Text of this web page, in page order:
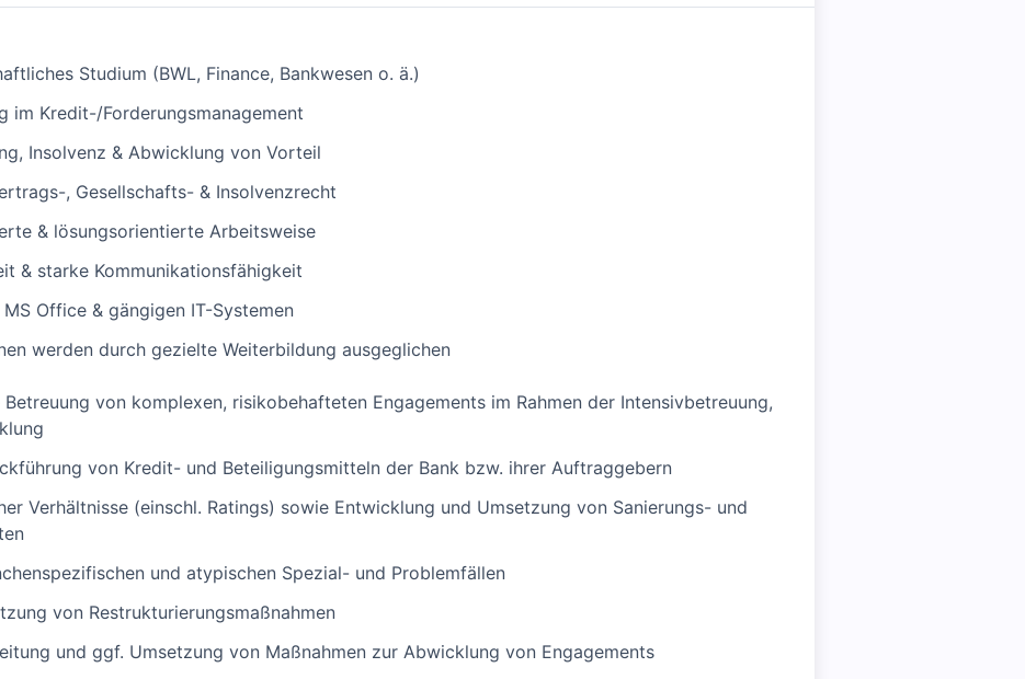
Studium (BWL, Finance, Bankwesen o. ä.)
im Kredit-/Forderungsmanagement
Insolvenz & Abwicklung von Vorteil
, Gesellschafts- & Insolvenzrecht
& lösungsorientierte Arbeitsweise
& starke Kommunikationsfähigkeit
Office & gängigen IT-Systemen
werden durch gezielte Weiterbildung ausgeglichen
von komplexen, risikobehafteten Engagements im Rahmen der Intensivbetreuung,
von Kredit- und Beteiligungsmitteln der Bank bzw. ihrer Auftraggebern
Verhältnisse (einschl. Ratings) sowie Entwicklung und Umsetzung von Sanierungs- und
und atypischen Spezial- und Problemfällen
von Restrukturierungsmaßnahmen
und ggf. Umsetzung von Maßnahmen zur Abwicklung von Engagements